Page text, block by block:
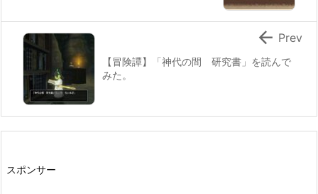
【冒険譚】「神代の間 研究書」を読んで
みた。
 Prev
スポンサー